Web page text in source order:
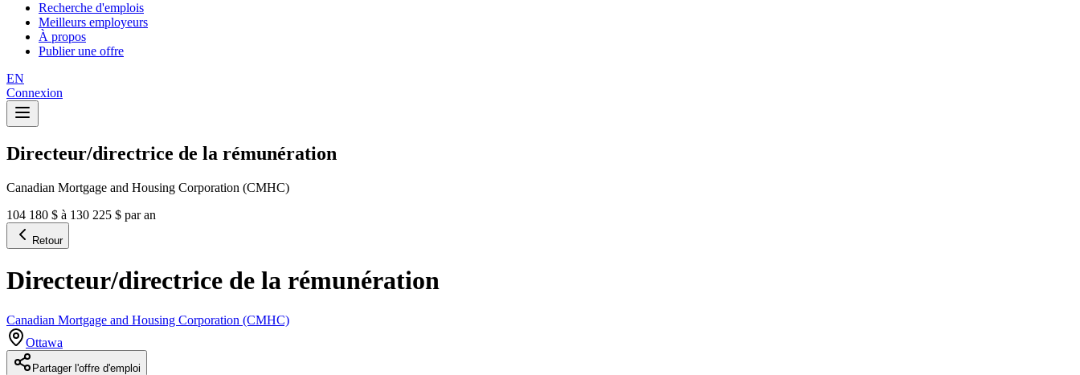
Recherche d'emplois
Meilleurs employeurs
À propos
Publier une offre
EN
Connexion
Directeur/directrice de la rémunération
Canadian Mortgage and Housing Corporation (CMHC)
104 180 $ à 130 225 $ par an
Retour
Directeur/directrice de la rémunération
Canadian Mortgage and Housing Corporation (CMHC)
Ottawa
Partager l'offre d'emploi